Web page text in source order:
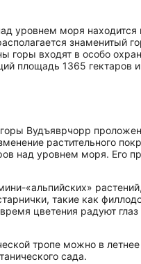
уровнем моря находится
знаменитый
горы входят в особо
площадь 1365 гектаров
Вудъяврчорр
растительного
над уровнем моря. Его
«альпийских»
такие как
цветения радуют
тропе можно в
сада.